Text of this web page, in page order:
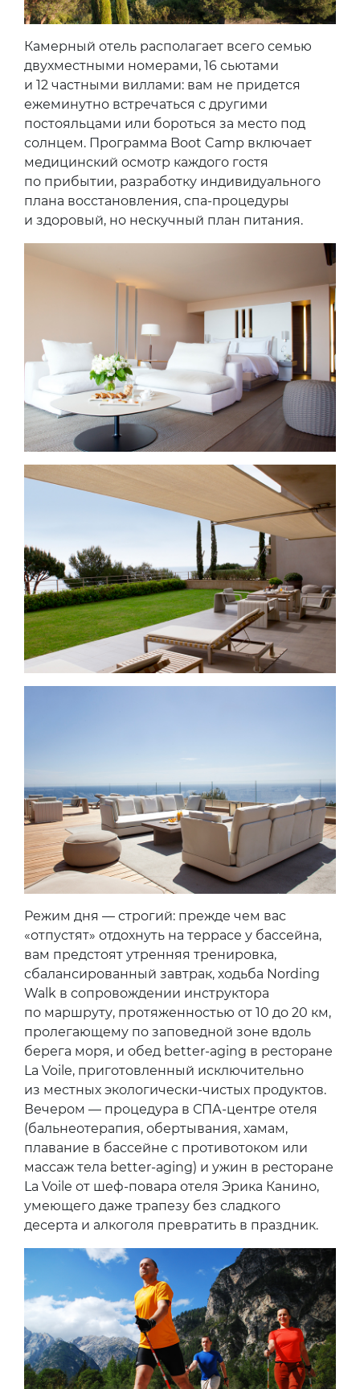
Камерный отель располагает всего семью
двухместными номерами, 16 сьютами
и 12 частными виллами: вам не придется
ежеминутно встречаться с другими
постояльцами или бороться за место под
солнцем. Программа Boot Camp включает
медицинский осмотр каждого гостя
по прибытии, разработку индивидуального
плана восстановления, спа-процедуры
и здоровый, но нескучный план питания.
Режим дня — строгий: прежде чем вас
«отпустят» отдохнуть на террасе у бассейна,
вам предстоят утренняя тренировка,
сбалансированный завтрак, ходьба Nording
Walk в сопровождении инструктора
по маршруту, протяженностью от 10 до 20 км,
пролегающему по заповедной зоне вдоль
берега моря, и обед better-aging в ресторане
La Voile, приготовленный исключительно
из местных экологически-чистых продуктов.
Вечером — процедура в СПА-центре отеля
(бальнеотерапия, обертывания, хамам,
плавание в бассейне с противотоком или
массаж тела better-aging) и ужин в ресторане
La Voile от шеф-повара отеля Эрика Канино,
умеющего даже трапезу без сладкого
десерта и алкоголя превратить в праздник.